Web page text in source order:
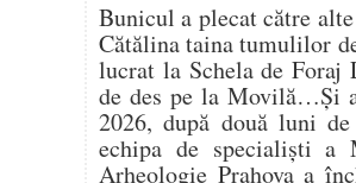
Bunicul a plecat către
Cătălina taina tumulilor
lucrat la Schela de
de des pe la Movilă…Și
2026, după două luni
echipa de specialiști a
Arheologie Prahova a